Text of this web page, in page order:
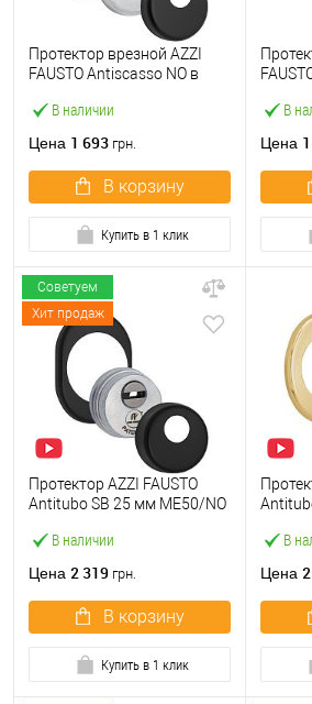
В наличии
Протектор врезной AZZI
FAUSTO Antiscasso NO в
Цена 1 693 грн.
В корзину
Купить в 1 клик
В
Цена
Советуем
Хит продаж
В наличии
Протектор AZZI FAUSTO
Antitubo SB 25 мм ME50/NO
матовый
Цена 2 319 грн.
В корзину
Купить в 1 клик
В
Цена